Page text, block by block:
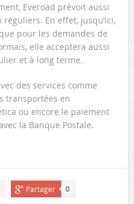
Everoad prévoit aussi
En effet, jusqu’ici,
pour les demandes de
elle acceptera aussi
et à long terme.
des services comme
transportées en
ou encore le paiement
la Banque Postale.
Partager 0